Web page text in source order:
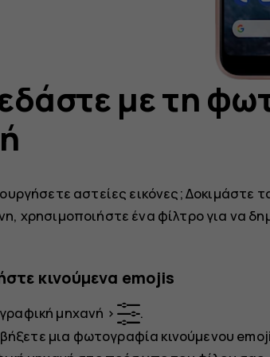
με τη
αστείες εικόνες; Δοκιμάστε
χρησιμοποιήστε ένα φίλτρο για να
κινούμενα emojis
μηχανή >
.
μια φωτογραφία κινούμενου